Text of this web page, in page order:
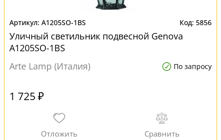
A1205SO-1BS 5856
Уличный светильник подвесной Genova
A1205SO-1BS
Arte Lamp (Италия)
По запросу
1 725 ₽